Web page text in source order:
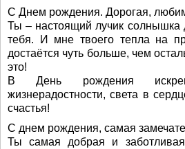
С Днем рождения. Дорогая,
Ты – настоящий лучик солнышка
тебя. И мне твоего тепла на
достаётся чуть больше, чем
это!
В День рождения
жизнерадостности, света в
счастья!
С днем рождения, самая
Ты самая добрая и